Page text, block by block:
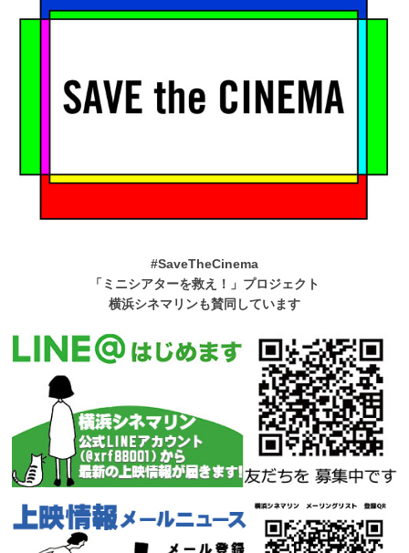
#SaveTheCinema
「ミニシアターを救え！」プロジェクト
横浜シネマリンも賛同しています